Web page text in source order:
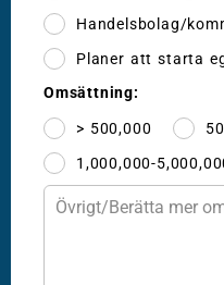
Handelsbolag/
Planer att starta
Omsättning:
> 500,000
1,000,000-